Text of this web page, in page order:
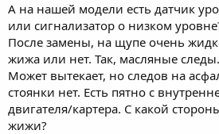
А на нашей модели есть датчик
или сигнализатор о низком
После замены, на щупе очень
жижа или нет. Так, масляные
Может вытекает, но следов на
стоянки нет. Есть пятно с
двигателя/картера. С какой
жижи?